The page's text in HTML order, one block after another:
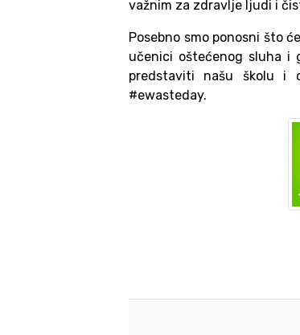
važnim za zdravlje ljudi i
Posebno smo ponosni što
učenici oštećenog sluha i
predstaviti našu školu i
#ewasteday.